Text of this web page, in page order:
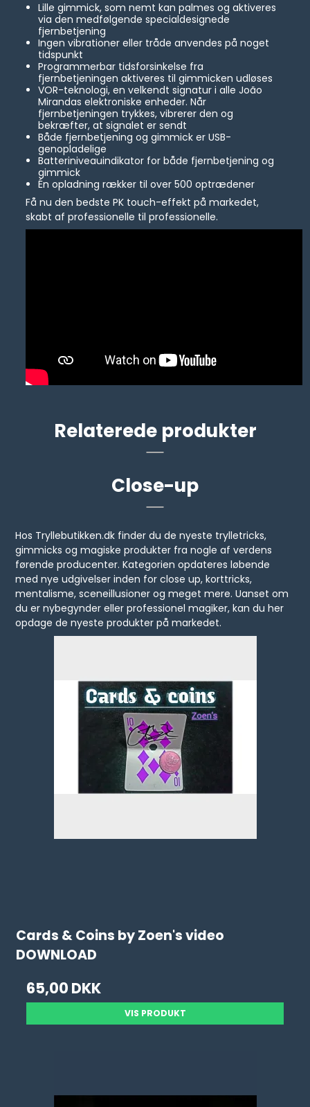
Lille gimmick, som nemt kan palmes og aktiveres
via den medfølgende specialdesignede
fjernbetjening
Ingen vibrationer eller tråde anvendes på noget
tidspunkt
Programmerbar tidsforsinkelse fra
fjernbetjeningen aktiveres til gimmicken udløses
VOR-teknologi, en velkendt signatur i alle João
Mirandas elektroniske enheder. Når
fjernbetjeningen trykkes, vibrerer den og
bekræfter, at signalet er sendt
Både fjernbetjening og gimmick er USB-
genopladelige
Batteriniveauindikator for både fjernbetjening og
gimmick
Én opladning rækker til over 500 optrædener
Få nu den bedste PK touch-effekt på markedet,
skabt af professionelle til professionelle.
Relaterede produkter
Close-up
Hos Tryllebutikken.dk finder du de nyeste trylletricks,
gimmicks og magiske produkter fra nogle af verdens
førende producenter. Kategorien opdateres løbende
med nye udgivelser inden for close up, korttricks,
mentalisme, sceneillusioner og meget mere. Uanset om
du er nybegynder eller professionel magiker, kan du her
opdage de nyeste produkter på markedet.
Cards & Coins by Zoen's video
DOWNLOAD
65,00 DKK
VIS PRODUKT